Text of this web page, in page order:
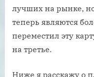
лучших на рынке,
теперь являются
переместил эту
на третье.
Ниже я расскажу о